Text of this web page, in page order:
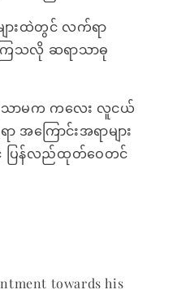
ျားထဲတွင် လက်ရာ
ြသလို ဆရာသာဓု
သာမက ကလေး လူငယ်
အကြောင်းအရာများ
င့် ပြန်လည်ထုတ်ဝေတင်
towards his